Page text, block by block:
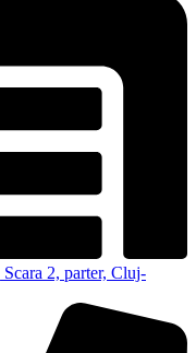
2, parter, Cluj-